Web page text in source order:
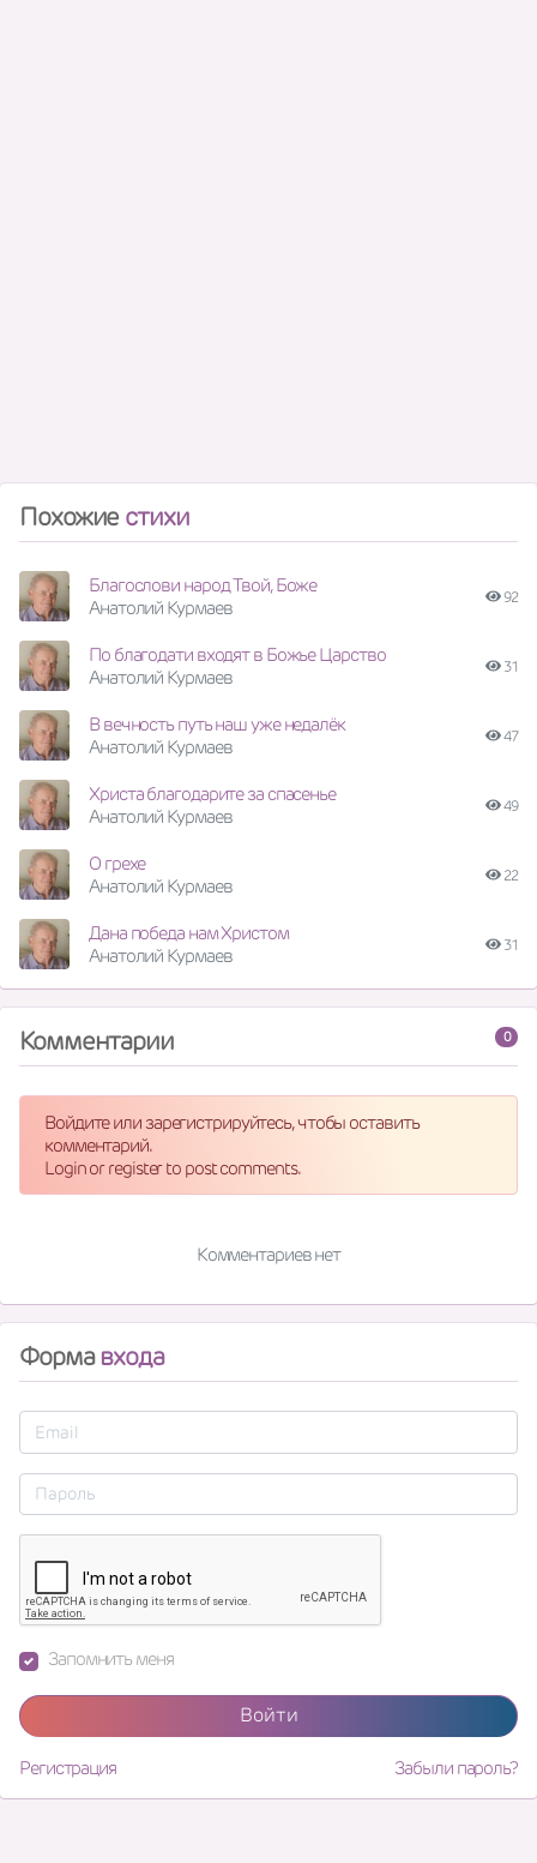
Похожие стихи
Благослови народ Твой, Боже
Анатолий Курмаев
92
По благодати входят в Божье Царство
Анатолий Курмаев
31
В вечность путь наш уже недалёк
Анатолий Курмаев
47
Христа благодарите за спасенье
Анатолий Курмаев
49
О грехе
Анатолий Курмаев
22
Дана победа нам Христом
Анатолий Курмаев
31
0
Комментарии
Войдите или зарегистрируйтесь, чтобы оставить
комментарий.
Login or register to post comments.
Комментариев нет
Формавхода
Запомнить меня
Войти
Регистрация Забыли пароль?